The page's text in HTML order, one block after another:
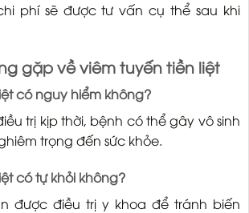
phí sẽ được tư vấn cụ thể sau khi
gặp về viêm tuyến tiền liệt
có nguy hiểm không?
trị kịp thời, bệnh có thể gây vô sinh
trọng đến sức khỏe.
có tự khỏi không?
được điều trị y khoa để tránh biến